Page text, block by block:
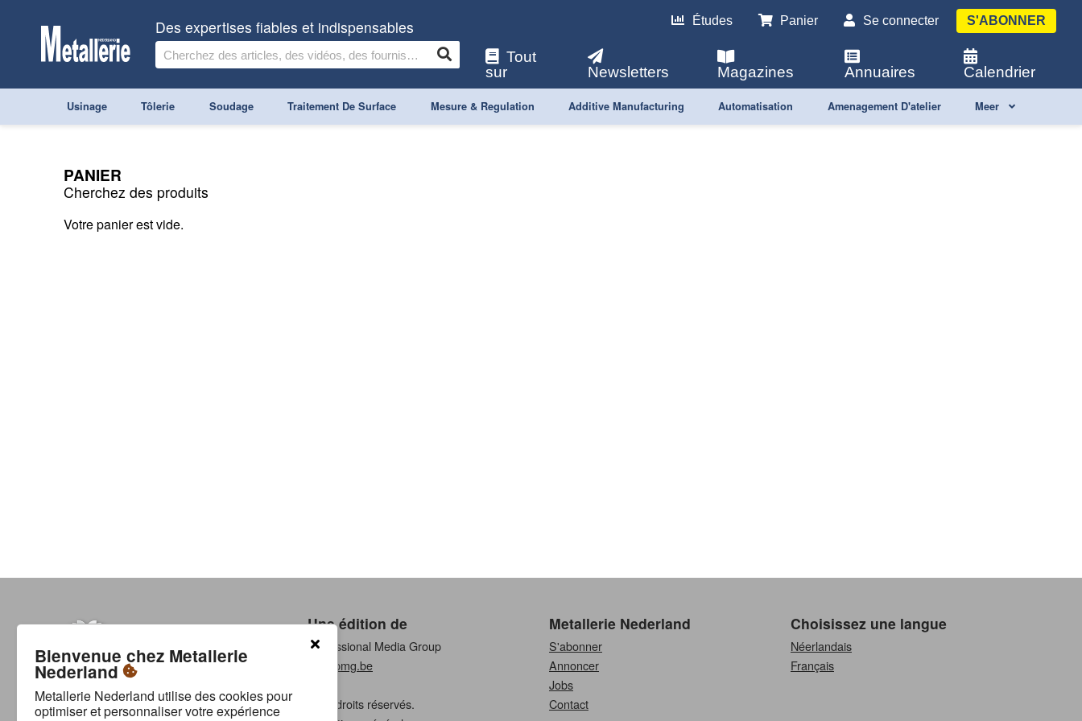
Des expertises fiables et indispensables Études Panier Se connecter S'ABONNER
Tout
sur
Newsletters Magazines Annuaires Calendrier
Usinage Tôlerie Soudage Traitement De Surface Mesure & Regulation Additive Manufacturing Automatisation Amenagement D'atelier Meer
PANIER
Cherchez des produits
Votre panier est vide.
Une édition de
Professional Media Group
www.pmg.be
Tous droits réservés.
Metallerie Nederland
S'abonner
Annoncer
Jobs
Contact
Choisissez une langue
Néerlandais
Français
Bienvenue chez Metallerie
Nederland
Metallerie Nederland utilise des cookies pour
optimiser et personnaliser votre expérience